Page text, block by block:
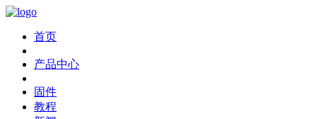
首页
产品中心
固件
教程